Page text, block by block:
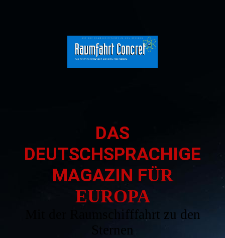
DAS
DEUTSCHSPRACHIGE
MAGAZIN FÜR
EUROPA
Mit der Raumschifffahrt zu den
Sternen